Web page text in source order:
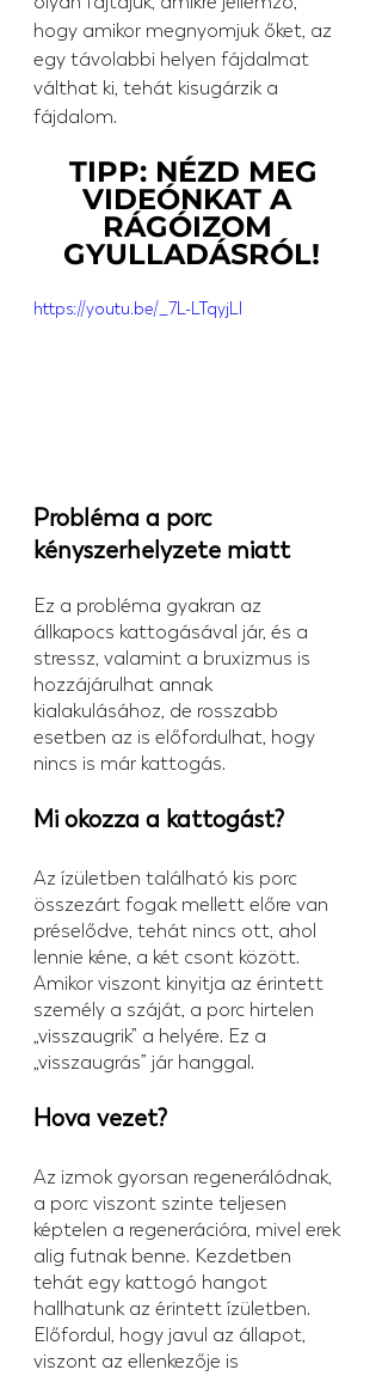
hogy amikor megnyomjuk őket, az
egy távolabbi helyen fájdalmat
válthat ki, tehát kisugárzik a
fájdalom.
TIPP: NÉZD MEG
VIDEÓNKAT A
RÁGÓIZOM
GYULLADÁSRÓL!
https://youtu.be/_7L-LTqyjLI
Probléma a porc
kényszerhelyzete miatt
Ez a probléma gyakran az
állkapocs kattogásával jár, és a
stressz, valamint a bruxizmus is
hozzájárulhat annak
kialakulásához, de rosszabb
esetben az is előfordulhat, hogy
nincs is már kattogás.
Mi okozza a kattogást?
Az ízületben található kis porc
összezárt fogak mellett előre van
préselődve, tehát nincs ott, ahol
lennie kéne, a két csont között.
Amikor viszont kinyitja az érintett
személy a száját, a porc hirtelen
„visszaugrik” a helyére. Ez a
„visszaugrás” jár hanggal.
Hova vezet?
Az izmok gyorsan regenerálódnak,
a porc viszont szinte teljesen
képtelen a regenerációra, mivel erek
alig futnak benne. Kezdetben
tehát egy kattogó hangot
hallhatunk az érintett ízületben.
Előfordul, hogy javul az állapot,
viszont az ellenkezője is